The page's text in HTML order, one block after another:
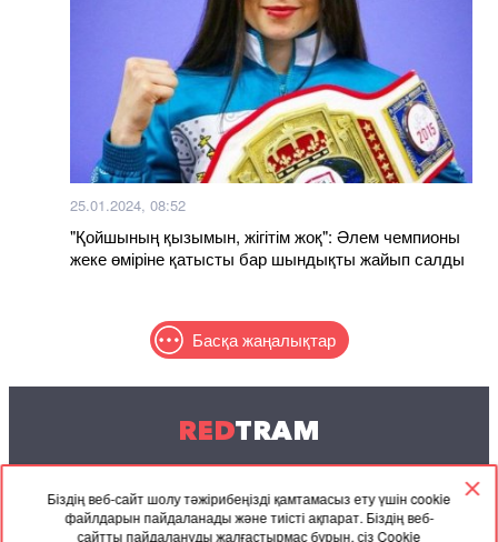
Біздің веб-сайт шолу тәжірибеңізді қамтамасыз ету үшін cookie
файлдарын пайдаланады және тиісті ақпарат. Біздің веб-
сайтты пайдалануды жалғастырмас бұрын, сіз Cookie
25.01.2024, 08:52
"Қойшының қызымын, жігітім жоқ": Әлем чемпионы
жеке өміріне қатысты бар шындықты жайып салды
Басқа жаңалықтар
REDTRAM
© 2004-2026 Redtram, Ltd.
Ынтымақтастық Мұрағат Байланысу